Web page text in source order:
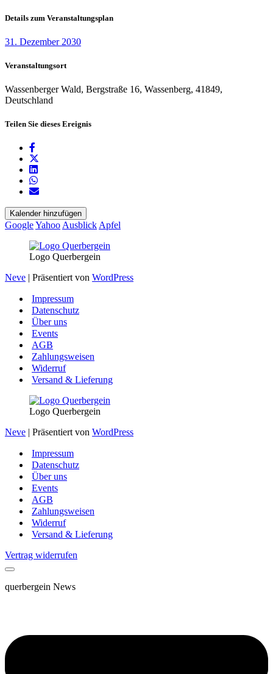
Details zum Veranstaltungsplan
31. Dezember 2030
Veranstaltungsort
Wassenberger Wald, Bergstraße 16, Wassenberg, 41849,
Deutschland
Teilen Sie dieses Ereignis
Kalender hinzufügen
GoogleYahooAusblickApfel
Logo Querbergein
Neve | Präsentiert von WordPress
Impressum
Datenschutz
Über uns
Events
AGB
Zahlungsweisen
Widerruf
Versand & Lieferung
Logo Querbergein
Neve | Präsentiert von WordPress
Impressum
Datenschutz
Über uns
Events
AGB
Zahlungsweisen
Widerruf
Versand & Lieferung
Vertrag widerrufen
querbergein News